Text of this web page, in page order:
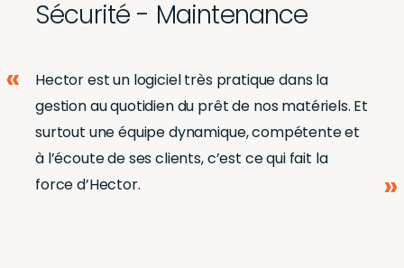
Sécurité - Maintenance
Hector est un logiciel très pratique dans la
gestion au quotidien du prêt de nos matériels. Et
surtout une équipe dynamique, compétente et
à l’écoute de ses clients, c’est ce qui fait la
force d’Hector.